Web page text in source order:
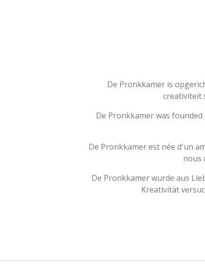
De Pronkkamer is
creativiteit
De Pronkkamer was
De Pronkkamer est née d'un
nous
De Pronkkamer wurde aus
Kreativität